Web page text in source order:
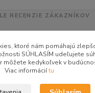
RECENZIE ZÁKAZNÍKOV
47 recenzií · Google
ktoré nám pomáhajú
SÚHLASÍM udeľujete
môžete kedykoľvek v
Viac informáciítu